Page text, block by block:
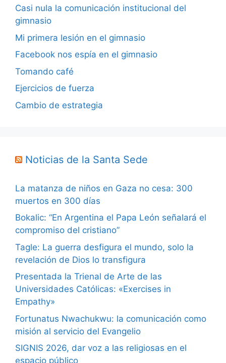
Casi nula la comunicación institucional del
gimnasio
Mi primera lesión en el gimnasio
Facebook nos espía en el gimnasio
Tomando café
Ejercicios de fuerza
Cambio de estrategia
Noticias de la Santa Sede
La matanza de niños en Gaza no cesa: 300
muertos en 300 días
Bokalic: “En Argentina el Papa León señalará el
compromiso del cristiano”
Tagle: La guerra desfigura el mundo, solo la
revelación de Dios lo transfigura
Presentada la Trienal de Arte de las
Universidades Católicas: «Exercises in
Empathy»
Fortunatus Nwachukwu: la comunicación como
misión al servicio del Evangelio
SIGNIS 2026, dar voz a las religiosas en el
espacio público